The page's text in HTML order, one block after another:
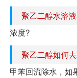
聚乙二醇水溶
浓度?
聚乙二醇如何
甲苯回流除水，如